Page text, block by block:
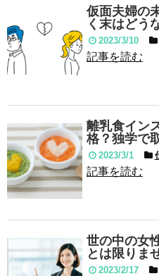
仮面夫婦の
く末はどう
2023/3/10
記事を読む
離乳食イン
格？独学で
2023/3/1
記事を読む
世の中の女
とは限りま
2023/2/17